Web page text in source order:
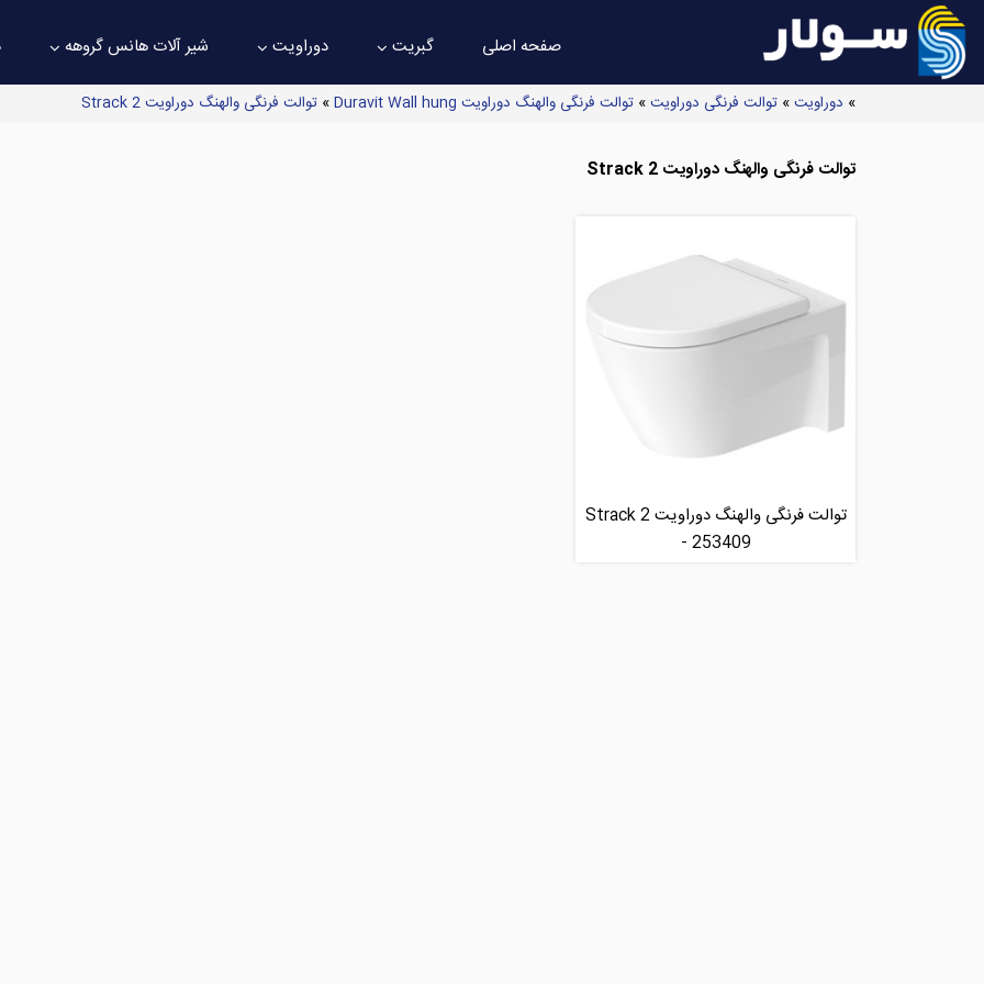
صفحه اصلی گبریت دوراویت شیر آلات هانس گروهه
» دوراویت» توالت فرنگی دوراویت» توالت فرنگی والهنگ دوراویت Duravit Wall hung » توالت فرنگی والهنگ دوراویت Strack 2
توالت فرنگی والهنگ دوراویت Strack 2
توالت فرنگی والهنگ دوراویت Strack 2
- 253409